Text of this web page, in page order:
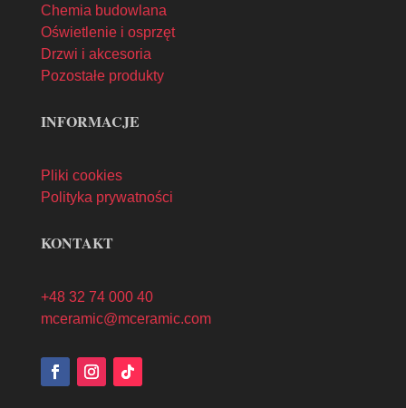
Chemia budowlana
Oświetlenie i osprzęt
Drzwi i akcesoria
Pozostałe produkty
INFORMACJE
Pliki cookies
Polityka prywatności
KONTAKT
+48 32 74 000 40
mceramic@mceramic.com